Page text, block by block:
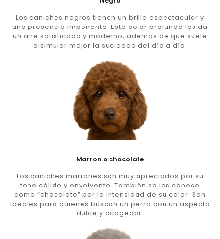
Los caniches negros tienen un brillo espectacular y
una presencia imponente. Este color profundo les da
un aire sofisticado y moderno, además de que suele
disimular mejor la suciedad del día a día.
Marron o chocolate
Los caniches marrones son muy apreciados por su
tono cálido y envolvente. También se les conoce
como “chocolate” por la intensidad de su color. Son
ideales para quienes buscan un perro con un aspecto
dulce y acogedor.